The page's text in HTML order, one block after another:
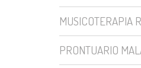
MUSICOTERAPIA
PRONTUARIO